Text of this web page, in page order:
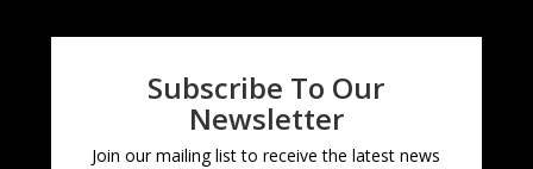
Subscribe To Our
Newsletter
Join our mailing list to receive the latest news